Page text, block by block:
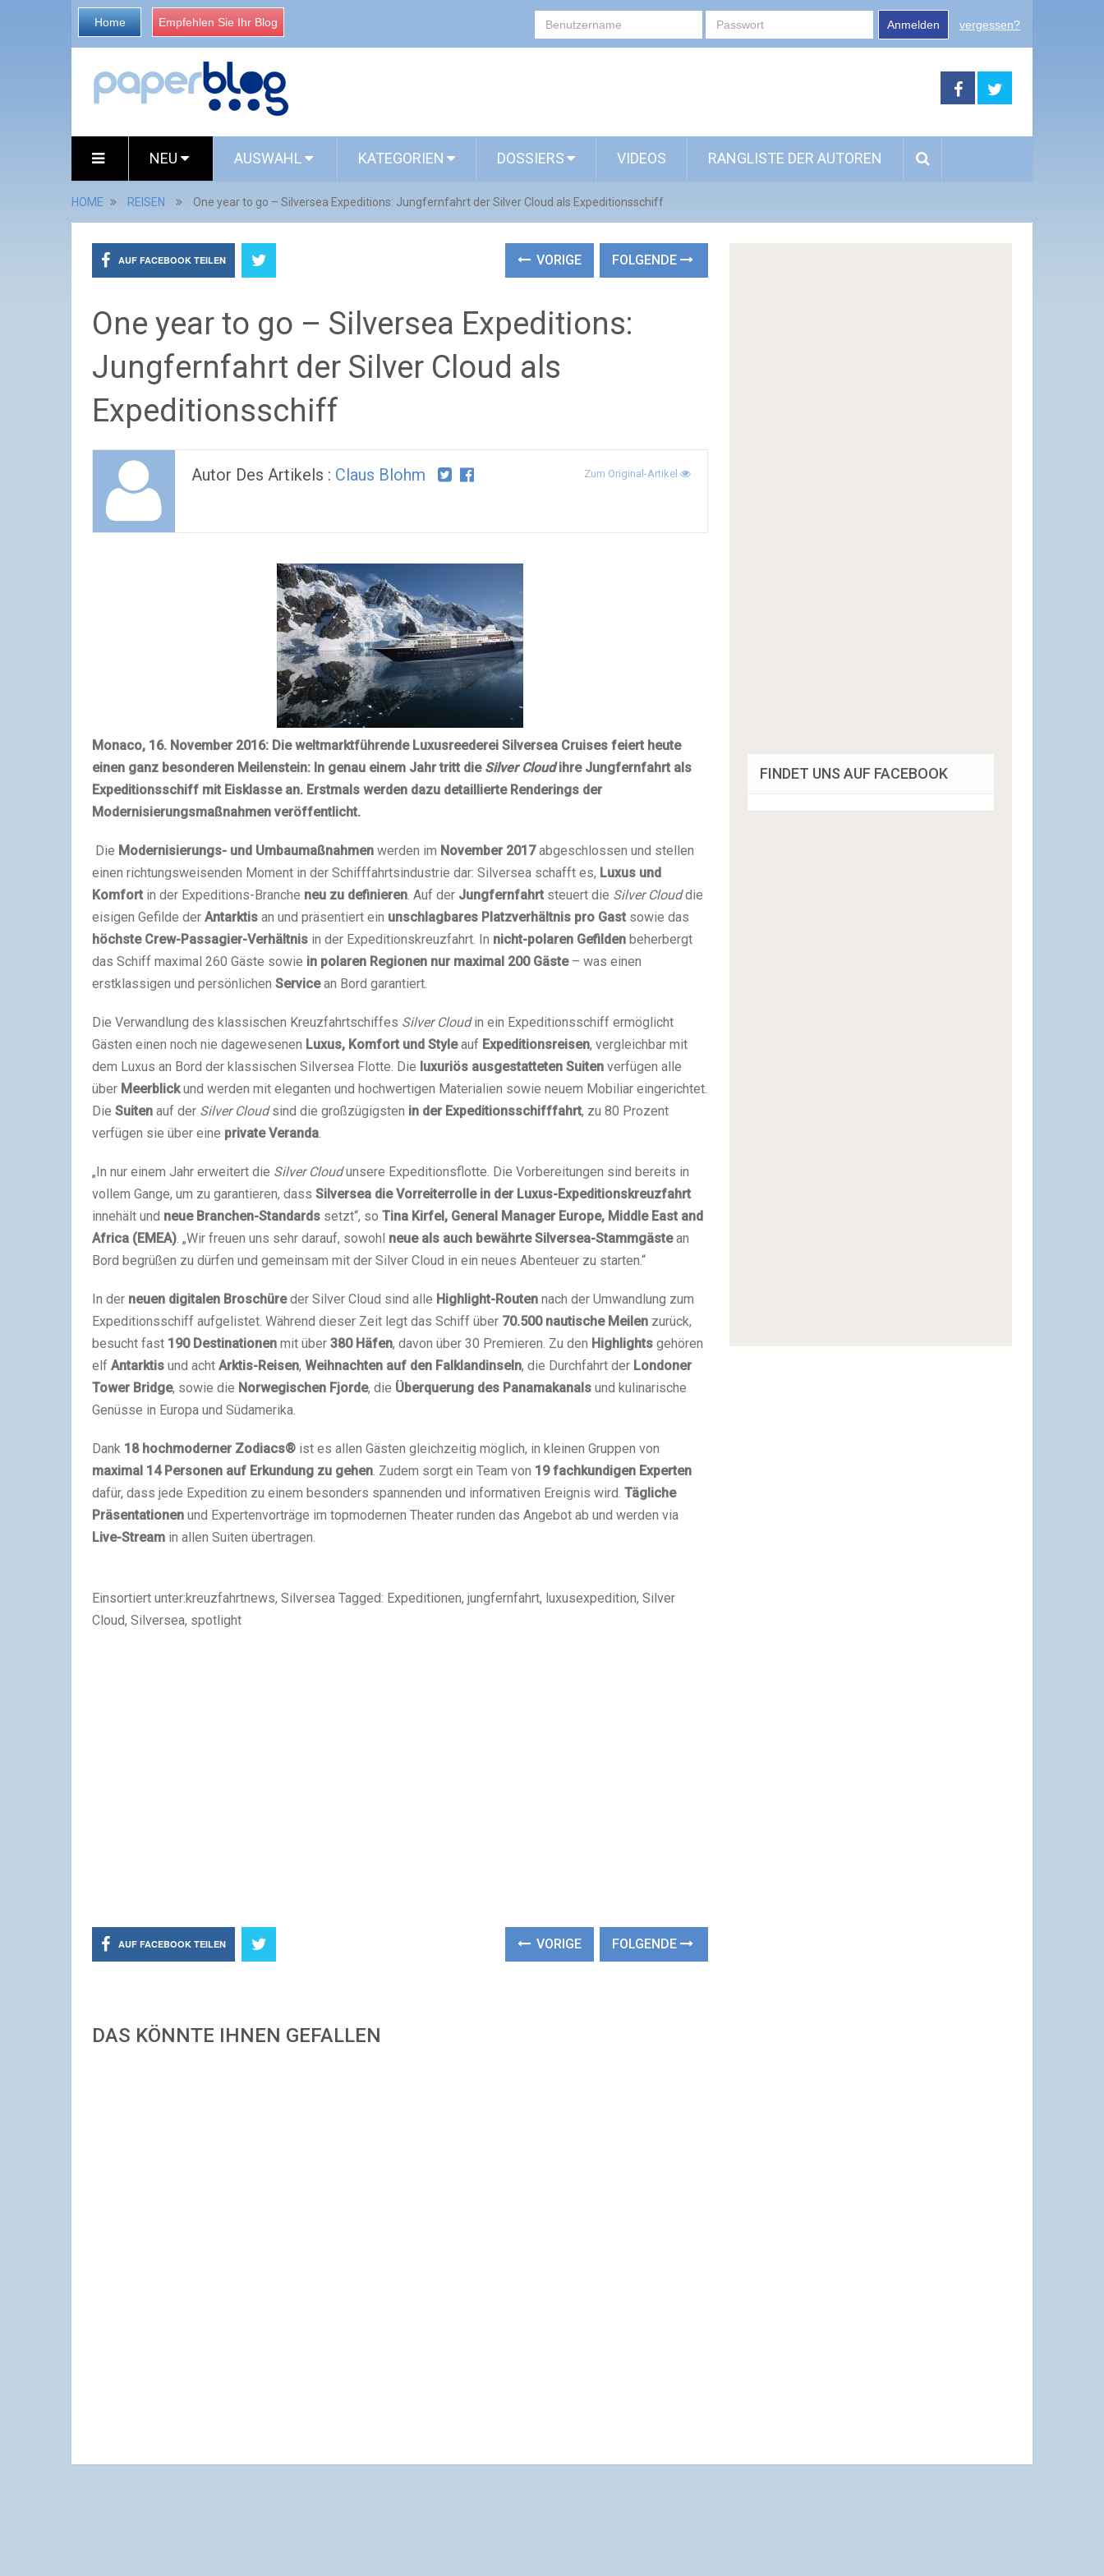
Home Empfehlen Sie Ihr Blog Anmelden vergessen?
NEU AUSWAHL KATEGORIEN DOSSIERS VIDEOS RANGLISTE DER AUTOREN
HOME REISEN One year to go – Silversea Expeditions: Jungfernfahrt der Silver Cloud als Expeditionsschiff
AUF FACEBOOK TEILEN VORIGE FOLGENDE
One year to go – Silversea Expeditions:
Jungfernfahrt der Silver Cloud als
Expeditionsschiff
Autor Des Artikels : Claus Blohm Zum Original-Artikel
Monaco, 16. November 2016: Die weltmarktführende Luxusreederei Silversea Cruises feiert heute
einen ganz besonderen Meilenstein: In genau einem Jahr tritt die Silver Cloudihre Jungfernfahrt als
Expeditionsschiff mit Eisklasse an. Erstmals werden dazu detaillierte Renderings der
Modernisierungsmaßnahmen veröffentlicht.
Die Modernisierungs- und Umbaumaßnahmen werden im November 2017abgeschlossen und stellen
einen richtungsweisenden Moment in der Schifffahrtsindustrie dar: Silversea schafft es, Luxus und
Komfort in der Expeditions-Branche neu zu definieren. Auf der Jungfernfahrt steuert die Silver Clouddie
eisigen Gefilde der Antarktis an und präsentiert ein unschlagbares Platzverhältnis pro Gast sowie das
höchste Crew-Passagier-Verhältnis in der Expeditionskreuzfahrt. In nicht-polaren Gefilden beherbergt
das Schiff maximal 260 Gäste sowie in polaren Regionen nur maximal 200 Gäste – was einen
erstklassigen und persönlichen Servicean Bord garantiert.
Die Verwandlung des klassischen Kreuzfahrtschiffes Silver Cloudin ein Expeditionsschiff ermöglicht
Gästen einen noch nie dagewesenen Luxus, Komfort und Styleauf Expeditionsreisen, vergleichbar mit
dem Luxus an Bord der klassischen Silversea Flotte. Die luxuriös ausgestatteten Suiten verfügen alle
über Meerblickund werden mit eleganten und hochwertigen Materialien sowie neuem Mobiliar eingerichtet.
Die Suiten auf der Silver Cloudsind die großzügigsten in der Expeditionsschifffahrt, zu 80 Prozent
verfügen sie über eine private Veranda.
„In nur einem Jahr erweitert die Silver Cloudunsere Expeditionsflotte. Die Vorbereitungen sind bereits in
vollem Gange, um zu garantieren, dass Silversea die Vorreiterrolle in der Luxus-Expeditionskreuzfahrt
innehält und neue Branchen-Standards setzt“, so Tina Kirfel, General Manager Europe, Middle East and
Africa (EMEA). „Wir freuen uns sehr darauf, sowohl neue als auch bewährte Silversea-Stammgästean
Bord begrüßen zu dürfen und gemeinsam mit der Silver Cloud in ein neues Abenteuer zu starten.“
In der neuen digitalen Broschüreder Silver Cloud sind alle Highlight-Routen nach der Umwandlung zum
Expeditionsschiff aufgelistet. Während dieser Zeit legt das Schiff über 70.500 nautische Meilen zurück,
besucht fast 190 Destinationen mit über 380 Häfen, davon über 30 Premieren. Zu den Highlights gehören
elf Antarktis und acht Arktis-Reisen, Weihnachten auf den Falklandinseln, die Durchfahrt der Londoner
Tower Bridge, sowie die Norwegischen Fjorde, die Überquerung des Panamakanals und kulinarische
Genüsse in Europa und Südamerika.
Dank 18 hochmoderner Zodiacs® ist es allen Gästen gleichzeitig möglich, in kleinen Gruppen von
maximal 14 Personen auf Erkundung zu gehen. Zudem sorgt ein Team von 19 fachkundigen Experten
dafür, dass jede Expedition zu einem besonders spannenden und informativen Ereignis wird. Tägliche
Präsentationen und Expertenvorträge im topmodernen Theater runden das Angebot ab und werden via
Live-Stream in allen Suiten übertragen.
Einsortiert unter:kreuzfahrtnews, Silversea Tagged: Expeditionen, jungfernfahrt, luxusexpedition, Silver
Cloud, Silversea, spotlight
AUF FACEBOOK TEILEN VORIGE FOLGENDE
DAS KÖNNTE IHNEN GEFALLEN
FINDET UNS AUF FACEBOOK